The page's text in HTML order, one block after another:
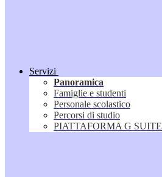
Servizi
Panoramica
Famiglie e studenti
Personale scolastico
Percorsi di studio
PIATTAFORMA G SUITE